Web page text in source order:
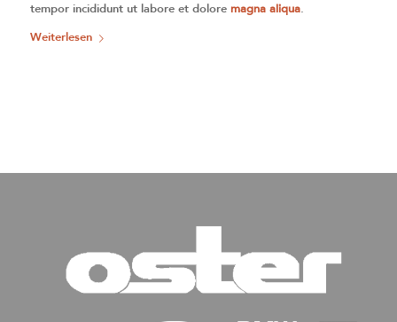
tempor incididunt ut labore et dolore magna aliqua.
Weiterlesen